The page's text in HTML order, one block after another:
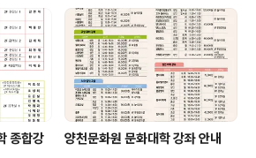
비품 및 관련 장비를 일정에
ㆍ대보름행사를 원활히 수
기여할 수 있는 사업자..
종합강
양천문화원 문화대학 강좌 안내